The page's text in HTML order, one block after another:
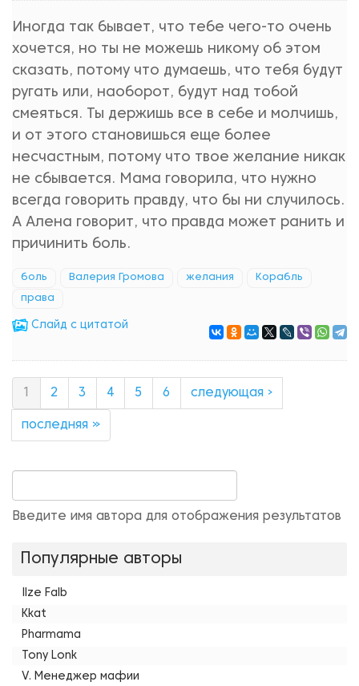
Иногда так бывает, что тебе чего-то очень
хочется, но ты не можешь никому об этом
сказать, потому что думаешь, что тебя будут
ругать или, наоборот, будут над тобой
смеяться. Ты держишь все в себе и молчишь,
и от этого становишься еще более
несчастным, потому что твое желание никак
не сбывается. Мама говорила, что нужно
всегда говорить правду, что бы ни случилось.
А Алена говорит, что правда может ранить и
причинить боль.
боль Валерия Громова желания Корабль
права
Cлайд с цитатой
2 3 4 5 6 следующая ›
последняя »
Введите имя автора для отображения результатов
Популярные авторы
Ilze Falb
Kkat
Pharmama
Tony Lonk
V. Менеджер мафии